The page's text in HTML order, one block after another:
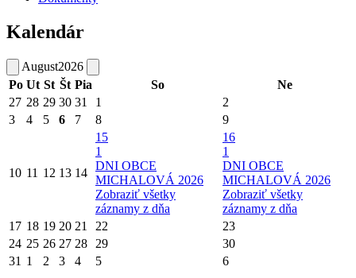
Kalendár
August2026
Po Ut St Št Pia So
Ne
27 28 29 30 31 1
2
3
4 5 6 7 8 9
10 11 12 13 14
15
1
DNI OBCE
MICHALOVÁ 2026
Zobraziť všetky
záznamy z dňa
16
1
DNI OBCE
MICHALOVÁ 2026
Zobraziť všetky
záznamy z dňa
17 18 19 20 21 22
23
24 25 26 27 28 29
30
31 1 2 3 4 5 6